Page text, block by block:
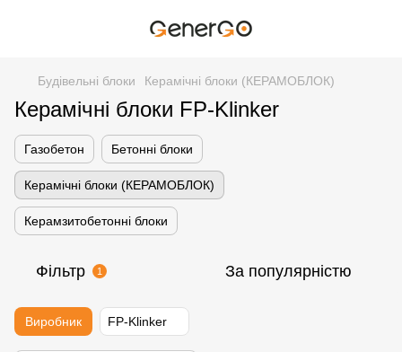
Будівельні блоки Керамічні блоки (КЕРАМОБЛОК)
Керамічні блоки FP-Klinker
Газобетон Бетонні блоки
Керамічні блоки (КЕРАМОБЛОК)
Керамзитобетонні блоки
Фільтр 1 За популярністю
Виробник FP-Klinker